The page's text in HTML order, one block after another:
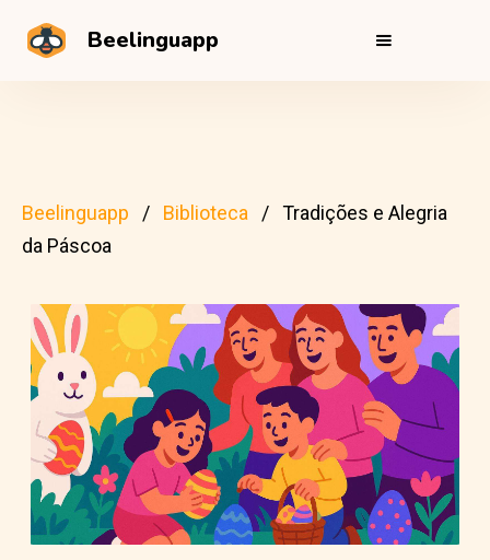
Beelinguapp
Beelinguapp Biblioteca
Tradições e Alegria
da Páscoa